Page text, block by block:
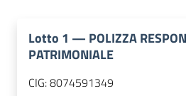
Lotto 1 — POLIZZA
PATRIMONIALE
CIG:8074591349